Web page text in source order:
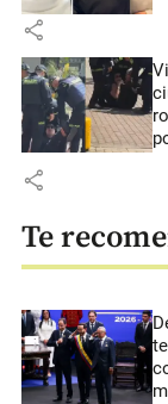
share
share
Te